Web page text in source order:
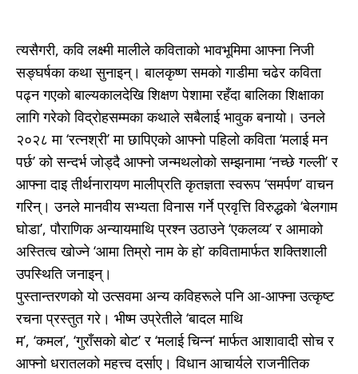
त्यसैगरी, कवि लक्ष्मी मालीले कविताको भावभूमिमा आफ्ना निजी
सङ्घर्षका कथा सुनाइन्। बालकृष्ण समको गाडीमा चढेर कविता
पढ्न गएको बाल्यकालदेखि शिक्षण पेशामा रहँदा बालिका शिक्षाका
लागि गरेको विद्रोहसम्मका कथाले सबैलाई भावुक बनायो। उनले
२०२८ मा ‘रत्नश्री’ मा छापिएको आफ्नो पहिलो कविता ‘मलाई मन
पर्छ’ को सन्दर्भ जोड्दै आफ्नो जन्मथलोको सम्झनामा ‘नच्छे गल्ली’ र
आफ्ना दाइ तीर्थनारायण मालीप्रति कृतज्ञता स्वरूप ‘समर्पण’ वाचन
गरिन्। उनले मानवीय सभ्यता विनास गर्ने प्रवृत्ति विरुद्धको ‘बेलगाम
घोडा’, पौराणिक अन्यायमाथि प्रश्न उठाउने ‘एकलव्य’ र आमाको
अस्तित्व खोज्ने ‘आमा तिम्रो नाम के हो’ कवितामार्फत शक्तिशाली
उपस्थिति जनाइन्।
पुस्तान्तरणको यो उत्सवमा अन्य कविहरूले पनि आ-आफ्ना उत्कृष्ट
रचना प्रस्तुत गरे। भीष्म उप्रेतीले ‘बादल माथि
म’, ‘कमल’, ‘गुराँसको बोट’ र ‘मलाई चिन्न’ मार्फत आशावादी सोच र
आफ्नो धरातलको महत्त्व दर्साए। विधान आचार्यले राजनीतिक